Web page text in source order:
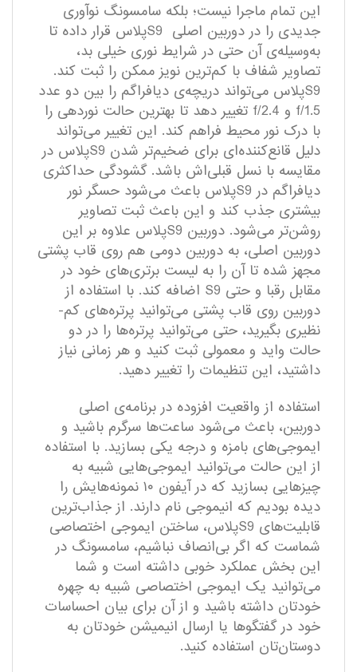
این تمام ماجرا نیست؛ بلکه سامسونگ نوآوری
جدیدی را در دوربین اصلی S9پلاس قرار داده تا
به‌وسیله‌ی آن حتی در شرایط نوری خیلی بد،
تصاویر شفاف با کم‌ترین نویز ممکن را ثبت کند.
S9پلاس می‌تواند دریچه‌ی دیافراگم را بین دو عدد
f/1.5 و f/2.4 تغییر دهد تا بهترین حالت نوردهی را
با درک نور محیط فراهم کند. این تغییر می‌تواند
دلیل قانع‌کننده‌ای برای ضخیم‌تر شدن S9پلاس در
مقایسه با نسل قبلی‌اش باشد. گشودگی حداکثری
دیافراگم در S9پلاس باعث می‌شود حسگر نور
بیشتری جذب ‌کند و این باعث ثبت تصاویر
روشن‌تر‌ می‌شود. دوربین S9پلاس علاوه بر این
دوربین اصلی، به دوربین دومی هم روی قاب پشتی
مجهز شده تا آن را به لیست برتری­‌های خود در
مقابل رقبا و حتی S9 اضافه کند. با استفاده از
دوربین روی قاب پشتی می­‌توانید پرتره‌­های کم‌­
نظیری بگیرید، حتی می‌­توانید پرتر‌ه­‌ها را در دو
حالت واید و معمولی ثبت کنید و هر زمانی نیاز
داشتید، این تنظیمات را تغییر دهید.
استفاده از واقعیت افزوده در برنامه‌ی اصلی
دوربین، باعث می‌شود ساعت‌ها سرگرم باشید و
ایموجی‌های بامزه و درجه یکی بسازید. با استفاده
از این حالت می‌توانید ایموجی‌هایی شبیه به
چیزهایی بسازید که در آیفون ۱۰ نمونه‌هایش را
دیده بودیم که انیموجی نام دارند. از جذاب‌ترین
قابلیت‌های S9پلاس، ساختن ایموجی اختصاصی
شماست که اگر بی‌انصاف نباشیم، سامسونگ در
این بخش عملکرد خوبی داشته است و شما
می‌توانید یک ایموجی اختصاصی شبیه به چهره
خودتان داشته باشید و از آن برای بیان احساسات
خود در گفتگو‌ها یا ارسال انیمیشن خودتان به
دوستان‌تان استفاده کنید.